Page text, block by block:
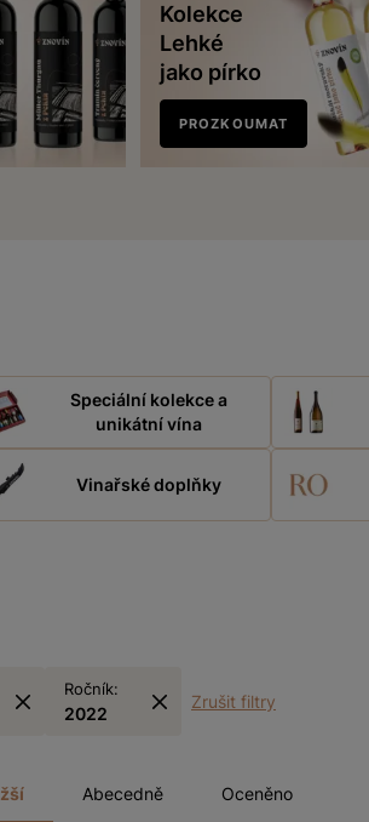
Kolekce
Lehké
jako pírko
PROZKOUMAT
Speciální kolekce a
unikátní vína
Vinařské doplňky
Ročník:
2022
Zrušit filtry
Abecedně Oceněno